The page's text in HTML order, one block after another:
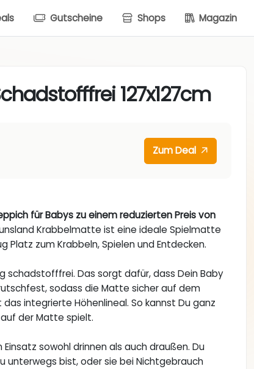
Gutscheine Shops Magazin
127x127cm
Zum Deal
für Babys zu einem reduzierten Preis von
Krabbelmatte ist eine ideale Spielmatte
Platz zum Krabbeln, Spielen und Entdecken.
Das sorgt dafür, dass Dein Baby
sodass die Matte sicher auf dem
integrierte Höhenlineal. So kannst Du ganz
der Matte spielt.
sowohl drinnen als auch draußen. Du
unterwegs bist, oder sie bei Nichtgebrauch